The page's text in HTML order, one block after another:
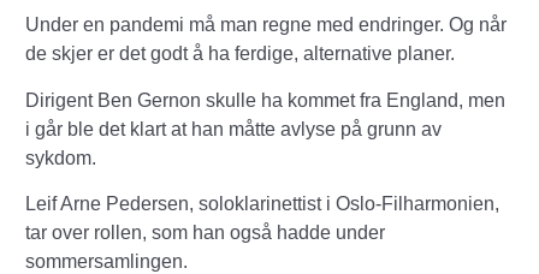
Under en pandemi må man regne med endringer. Og når
de skjer er det godt å ha ferdige, alternative planer.
Dirigent Ben Gernon skulle ha kommet fra England, men
i går ble det klart at han måtte avlyse på grunn av
sykdom.
Leif Arne Pedersen, soloklarinettist i Oslo-Filharmonien,
tar over rollen, som han også hadde under
sommersamlingen.